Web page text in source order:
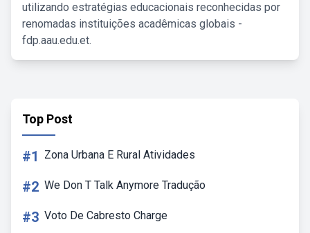
utilizando estratégias educacionais reconhecidas por
renomadas instituições acadêmicas globais -
fdp.aau.edu.et.
Top Post
#1 Zona Urbana E Rural Atividades
#2 We Don T Talk Anymore Tradução
#3 Voto De Cabresto Charge